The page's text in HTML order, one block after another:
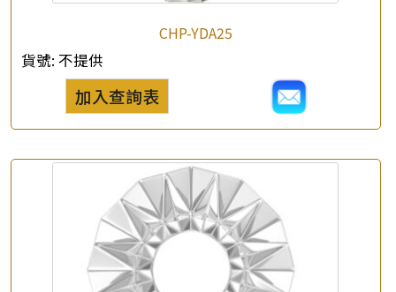
×
*
公司名稱
聯絡電話
查詢以下產品
CHP-YDA25
貨號: 不提供
加入查詢表